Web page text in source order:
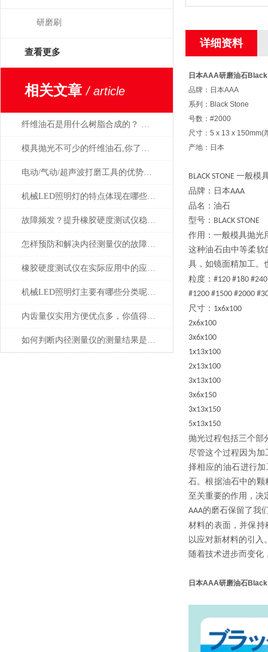
研磨刷
查看更多
相关文章/ article
纤维油石是用什么树脂合成的？ 为什么这么贵？
模具抛光不可少的纤维油石,你了解多少呢？
电动/气动/超声波打磨工具的优势是显而易见的
机械LED照明灯的特点体现在哪些方面？
故障频发？提升橡胶硬度测试仪稳定性的建议
怎样预防和解决内径测量仪的故障问题？
橡胶硬度测试仪在实际应用中的应用场景
机械LED照明灯主要有哪些分类呢？让我们一起来看看吧
内齿量仪实用方便优点多，你值得拥有
如何判断内径测量仪的测量结果是否准确
详细资料
日本AAA研磨油石
品牌：日本AAA
系列：Black Stone
号数：#2000
尺寸：5 x 13 x 150mm(
产地：日本
BLACK STONE 一般模
品牌：日本AAA
品名：油石
型号： BLACK STONE
作用：一般模具抛光
这种油石由中等柔软
具，如镜面精加工。
粒度： #120 #180
#1200 #1500 #2000
尺寸： 1x6x100
2x6x100
3x6x100
1x13x100
2x13x100
3x13x100
3x6x150
3x13x150
5x13x150
抛光过程包括三个部
尽管这个过程因为
择相应的油石进行
石。根据油石中的颗
至关重要的作用，决
AAA的磨石保留了我
材料的表面，并保持
以应对新材料的引入
随着技术进步而变化
日本AAA研磨油石